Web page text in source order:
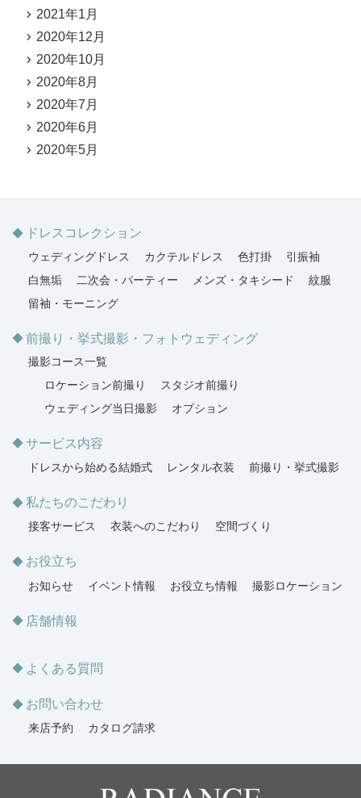
2021年1月
2020年12月
2020年10月
2020年8月
2020年7月
2020年6月
2020年5月
ドレスコレクション
ウェディングドレス カクテルドレス 色打掛
引振袖
白無垢
二次会・パーティー メンズ・タキシード
紋服
留袖・モーニング
前撮り・挙式撮影・フォトウェディング
撮影コース一覧
ロケーション前撮り
スタジオ前撮り
ウェディング当日撮影
オプション
サービス内容
ドレスから始める結婚式 レンタル衣装 前撮り・挙式撮影
私たちのこだわり
接客サービス 衣装へのこだわり 空間づくり
お役立ち
お知らせ イベント情報 お役立ち情報 撮影ロケーション
店舗情報
よくある質問
お問い合わせ
来店予約 カタログ請求